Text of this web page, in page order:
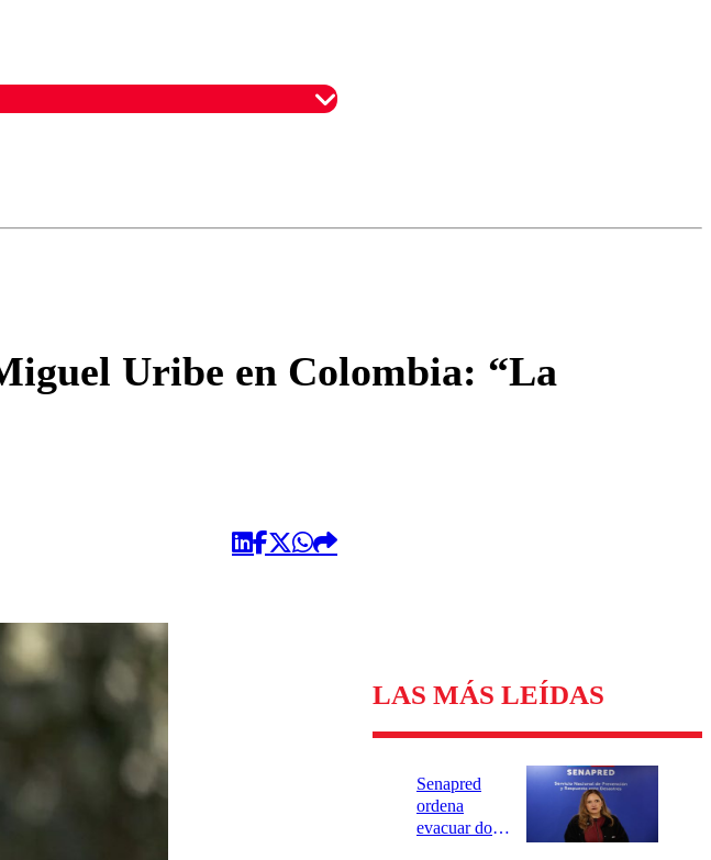
Uribe en Colombia: “La
LAS MÁS LEÍDAS
Senapred
ordena
evacuar dos